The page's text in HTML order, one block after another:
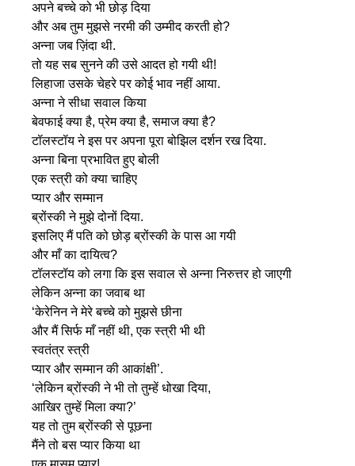
अपने बच्चे को भी छोड़ दिया
और अब तुम मुझसे नरमी की उम्मीद करती हो?
अन्ना जब ज़िंदा थी.
तो यह सब सुनने की उसे आदत हो गयी थी!
लिहाजा उसके चेहरे पर कोई भाव नहीं आया.
अन्ना ने सीधा सवाल किया
बेवफाई क्या है, प्रेम क्या है, समाज क्या है?
टॉलस्टॉय ने इस पर अपना पूरा बोझिल दर्शन रख दिया.
अन्ना बिना प्रभावित हुए बोली
एक स्त्री को क्या चाहिए
प्यार और सम्मान
ब्रोंस्की ने मुझे दोनों दिया.
इसलिए मैं पति को छोड़ ब्रोंस्की के पास आ गयी
और माँ का दायित्व?
टॉलस्टॉय को लगा कि इस सवाल से अन्ना निरुत्तर हो जाएगी
लेकिन अन्ना का जवाब था
‘केरेनिन ने मेरे बच्चे को मुझसे छीना
और मैं सिर्फ माँ नहीं थी, एक स्त्री भी थी
स्वतंत्र स्त्री
प्यार और सम्मान की आकांक्षी’.
‘लेकिन ब्रोंस्की ने भी तो तुम्हें धोखा दिया,
आखिर तुम्हें मिला क्या?’
यह तो तुम ब्रोंस्की से पूछना
मैंने तो बस प्यार किया था